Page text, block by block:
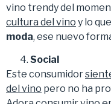
vino trendy del
cultura del vino y lo que
moda, ese nuevo
Social
Este consumidor
del vino pero no ha